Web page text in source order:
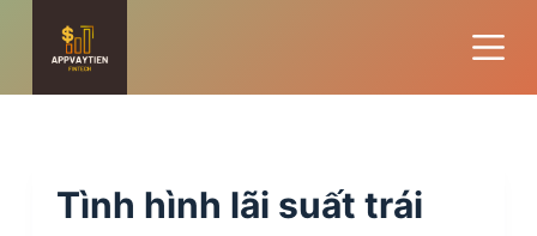
i
Tình hình lãi suất trái